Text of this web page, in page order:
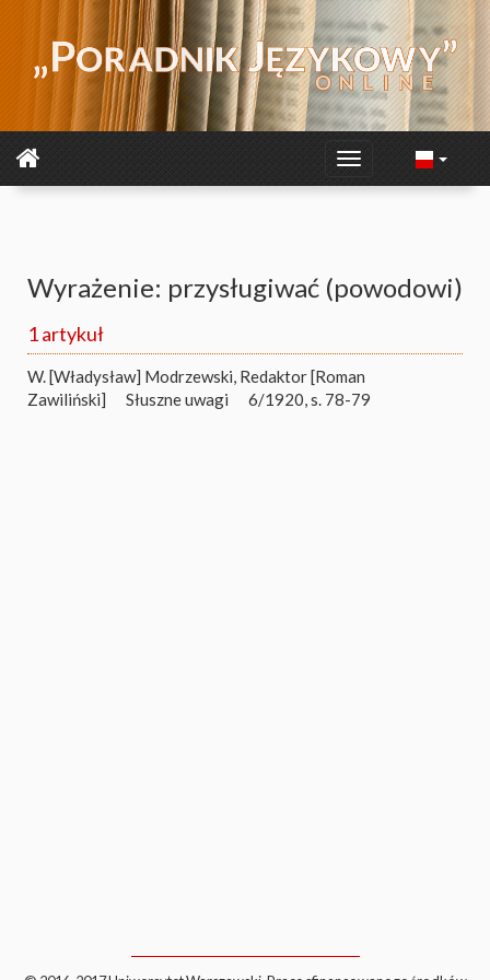
Wyrażenie: przysługiwać (powodowi)
1 artykuł
W. [Władysław] Modrzewski, Redaktor [Roman
Zawiliński]
Słuszne uwagi 6/1920, s. 78-79